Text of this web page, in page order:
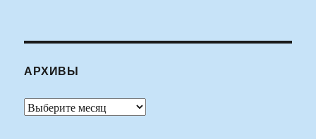
АРХИВЫ
Архивы